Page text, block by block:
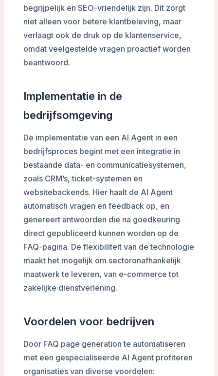
begrijpelijk en SEO-vriendelijk zijn. Dit zorgt
niet alleen voor betere klantbeleving, maar
verlaagt ook de druk op de klantenservice,
omdat veelgestelde vragen proactief worden
beantwoord.
Implementatie in de
bedrijfsomgeving
De implementatie van een AI Agent in een
bedrijfsproces begint met een integratie in
bestaande data- en communicatiesystemen,
zoals CRM’s, ticket-systemen en
websitebackends. Hier haalt de AI Agent
automatisch vragen en feedback op, en
genereert antwoorden die na goedkeuring
direct gepubliceerd kunnen worden op de
FAQ-pagina. De flexibiliteit van de technologie
maakt het mogelijk om sectoronafhankelijk
maatwerk te leveren, van e-commerce tot
zakelijke dienstverlening.
Voordelen voor bedrijven
Door FAQ page generation te automatiseren
met een gespecialiseerde AI Agent profiteren
organisaties van diverse voordelen: